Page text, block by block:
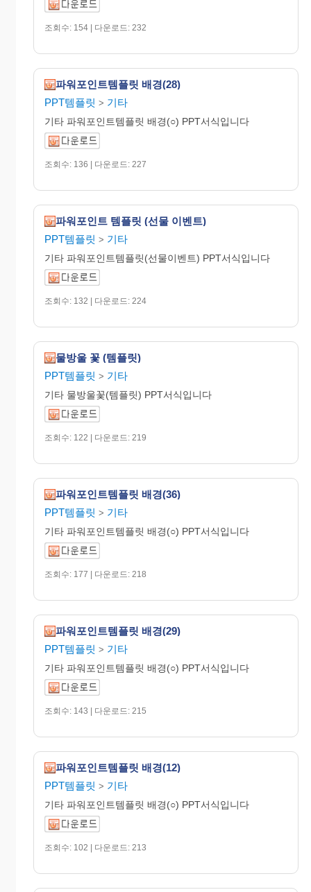
조회수: 154 | 다운로드: 232
파워포인트템플릿 배경(28)
PPT템플릿 > 기타
기타 파워포인트템플릿 배경(○) PPT서식입니다
조회수: 136 | 다운로드: 227
파워포인트 템플릿 (선물 이벤트)
PPT템플릿 > 기타
기타 파워포인트템플릿(선물이벤트) PPT서식입니다
조회수: 132 | 다운로드: 224
물방울 꽃 (템플릿)
PPT템플릿 > 기타
기타 물방울꽃(템플릿) PPT서식입니다
조회수: 122 | 다운로드: 219
파워포인트템플릿 배경(36)
PPT템플릿 > 기타
기타 파워포인트템플릿 배경(○) PPT서식입니다
조회수: 177 | 다운로드: 218
파워포인트템플릿 배경(29)
PPT템플릿 > 기타
기타 파워포인트템플릿 배경(○) PPT서식입니다
조회수: 143 | 다운로드: 215
파워포인트템플릿 배경(12)
PPT템플릿 > 기타
기타 파워포인트템플릿 배경(○) PPT서식입니다
조회수: 102 | 다운로드: 213